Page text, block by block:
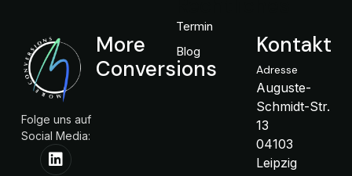
Kontakt
Adresse
Auguste-
Schmidt-Str.
13
04103
Leipzig
Termin
Blog
More
Conversions
Folge uns auf
Social Media: